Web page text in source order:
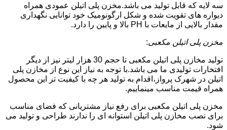
سه لایه که قابل تولید می باشد.مخزن پلی اتیلن عمودی همراه
دیواره های تقویت شده و شکل ارگونومیک خود توانایی نگهداری
مقدار بالایی از مایعات با PH بالا و پایین را دارد.
مخزن پلی اتیلن مکعبی:
تولید مخازن پلی اتیلن مکعبی تا حجم 30 هزار لیتر نیز از دیگر
افتخارات تولیدی ما می باشد.با توجه به نیاز این نوع از مخازن پلی
اتیلن در شهرک پرواز،اقدام به تولید هر چه با کیفیت تر این محصول
همراه قیمت مناسب مینماییم.
مخزن پلی اتیلن مکعبی برای رفع نیاز مشتریانی که فضای مناسب
برای نصب مخازن پلی اتیلن استوانه ای را ندارند طراحی و تولید می
شود.